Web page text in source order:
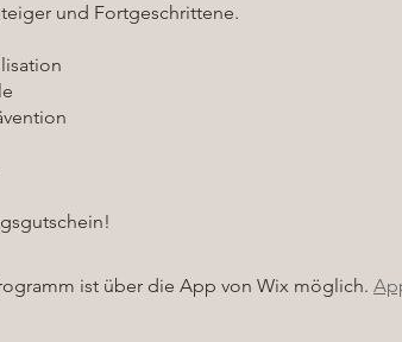
und Fortgeschrittene.
ist über die App von Wix möglich.